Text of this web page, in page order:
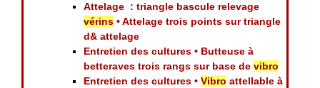
Attelage : triangle bascule relevage
vérins • Attelage trois points sur triangle
d& attelage
Entretien des cultures • Butteuse à
betteraves trois rangs sur base devibro
Entretien des cultures •Vibro attellable à